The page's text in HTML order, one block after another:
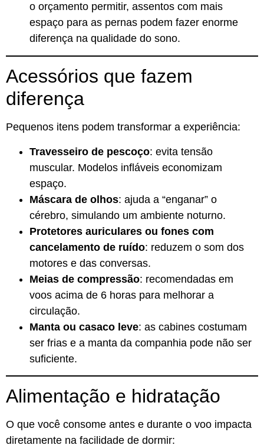
o orçamento permitir, assentos com mais
espaço para as pernas podem fazer enorme
diferença na qualidade do sono.
Acessórios que fazem
diferença
Pequenos itens podem transformar a experiência:
Travesseiro de pescoço: evita tensão
muscular. Modelos infláveis economizam
espaço.
Máscara de olhos: ajuda a “enganar” o
cérebro, simulando um ambiente noturno.
Protetores auriculares ou fones com
cancelamento de ruído: reduzem o som dos
motores e das conversas.
Meias de compressão: recomendadas em
voos acima de 6 horas para melhorar a
circulação.
Manta ou casaco leve: as cabines costumam
ser frias e a manta da companhia pode não ser
suficiente.
Alimentação e hidratação
O que você consome antes e durante o voo impacta
diretamente na facilidade de dormir: